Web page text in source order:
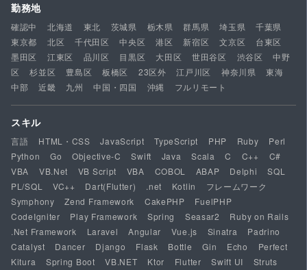
勤務地
確認中 北海道 東北 茨城県 栃木県 群馬県 埼玉県
千葉県
東京都
北区 千代田区 中央区 港区 新宿区 文京区
台東区
墨田区
江東区 品川区 目黒区 大田区 世田谷区 渋谷区
中野
区
杉並区 豊島区 板橋区 23区外 江戸川区 神奈川県
東海
中部
近畿 九州 中国・四国 沖縄 フルリモート
スキル
言語 HTML・CSS JavaScript TypeScript PHP Ruby
Perl
Python
Go Objective-C Swift Java Scala C C++
C#
VBA
VB.Net VB Script VBA COBOL ABAP Delphi
SQL
PL/SQL
VC++ Dart(Flutter) .net Kotlin
フレームワーク
Symphony
Zend Framework CakePHP
FuelPHP
CodeIgniter
Play Framework Spring Seasar2
Ruby on Rails
.Net Framework
Laravel Angular Vue.js Sinatra
Padrino
Catalyst
Dancer Django Flask Bottle Gin Echo
Perfect
Kitura
Spring Boot VB.NET Ktor Flutter Swift UI
Struts